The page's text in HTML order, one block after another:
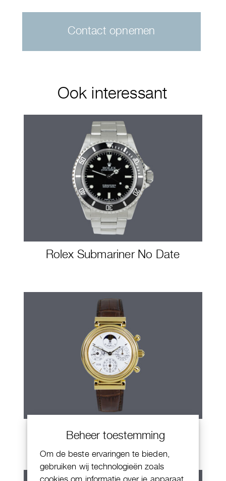
Beheer toestemming
Om de beste ervaringen te bieden,
gebruiken wij technologieën zoals
cookies om informatie over je apparaat
Contact opnemen
Ook interessant
Rolex Submariner No Date
IWC Da Vinci